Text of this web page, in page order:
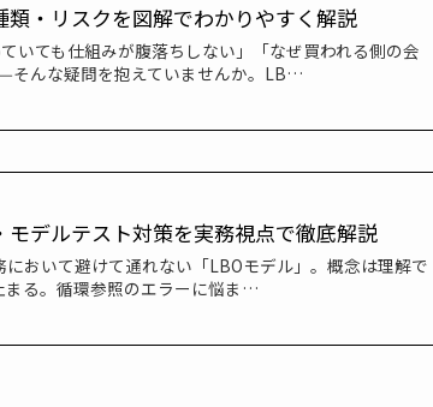
・リスクを図解でわかりやすく解説
いても仕組みが腹落ちしない」「なぜ買われる側の会
そんな疑問を抱えていませんか。LB…
デルテスト対策を実務視点で徹底解説
おいて避けて通れない「LBOモデル」。概念は理解で
まる。循環参照のエラーに悩ま…